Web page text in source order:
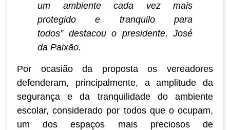
um ambiente cada vez mais
protegido e tranquilo para
todos” destacou o presidente, José
da Paixão.
Por ocasião da proposta os vereadores
defenderam, principalmente, a amplitude da
segurança e da tranquilidade do ambiente
escolar, considerado por todos que o ocupam,
um dos espaços mais preciosos de